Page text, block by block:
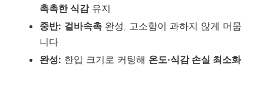
촉촉한 식감유지
중반: 겉바속촉 완성, 고소함이 과하지 않게 머뭅
니다
완성: 한입 크기로 커팅해 온도·식감 손실 최소화